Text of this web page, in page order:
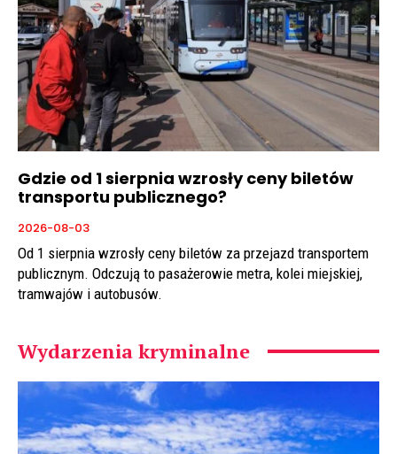
Gdzie od 1 sierpnia wzrosły ceny biletów
transportu publicznego?
2026-08-03
Od 1 sierpnia wzrosły ceny biletów za przejazd transportem
publicznym. Odczują to pasażerowie metra, kolei miejskiej,
tramwajów i autobusów.
Wydarzenia kryminalne